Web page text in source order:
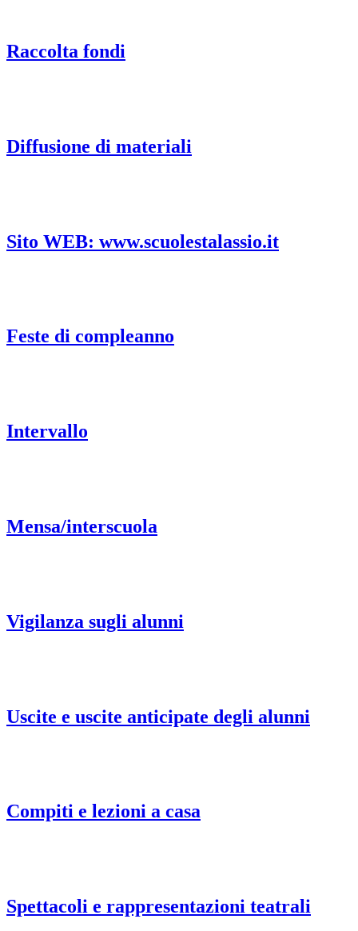
Raccolta fondi
Diffusione di materiali
Sito WEB: www.scuolestalassio.it
Feste di compleanno
Intervallo
Mensa/interscuola
Vigilanza sugli alunni
Uscite e uscite anticipate degli alunni
Compiti e lezioni a casa
Spettacoli e rappresentazioni teatrali